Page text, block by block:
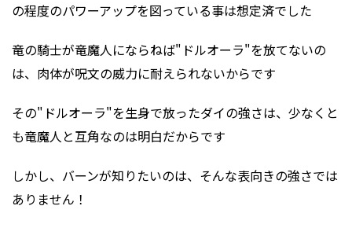
の程度のパワーアップを図っている事は想定済でした
竜の騎士が竜魔人にならねば"ドルオーラ"を放てないの
は、肉体が呪文の威力に耐えられないからです
その"ドルオーラ"を生身で放ったダイの強さは、少なくと
も竜魔人と互角なのは明白だからです
しかし、バーンが知りたいのは、そんな表向きの強さでは
ありません！